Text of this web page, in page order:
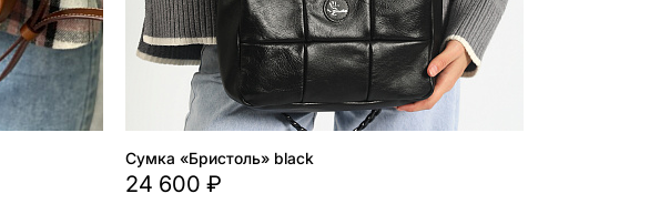
Сумка «Бристоль» black
24 600 ₽